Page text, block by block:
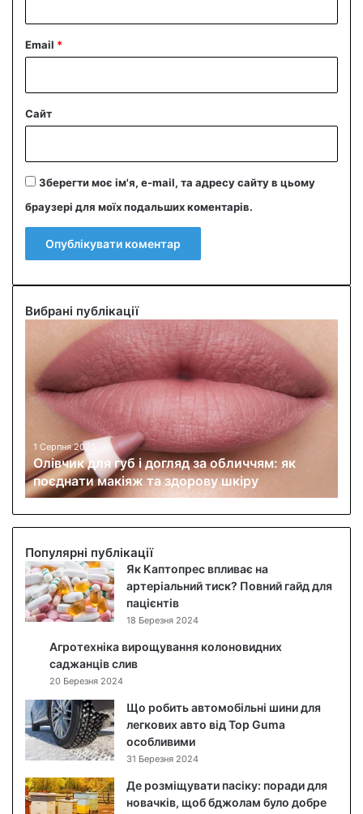
Email *
Сайт
Зберегти моє ім'я, e-mail, та адресу сайту в цьому
браузері для моїх подальших коментарів.
Вибрані публікації
ч
я
г
у
б
і
д
о
г
л
о
б
л
и
ч
я
1 Серпня 2025
Олівчик для губ і догляд за обличчям: як
поєднати макіяж та здорову шкіру
Популярні публікації
Як Каптопрес впливає на
артеріальний тиск? Повний гайд для
пацієнтів
18 Березня 2024
Агротехніка вирощування колоновидних
саджанців слив
20 Березня 2024
Що робить автомобільні шини для
легкових авто від Top Guma
особливими
31 Березня 2024
Де розміщувати пасіку: поради для
новачків, щоб бджолам було добре